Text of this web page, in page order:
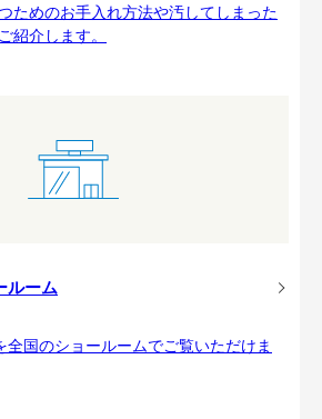
ためのお手入れ方法や汚してしまった
紹介します。
ルーム
全国のショールームでご覧いただけま